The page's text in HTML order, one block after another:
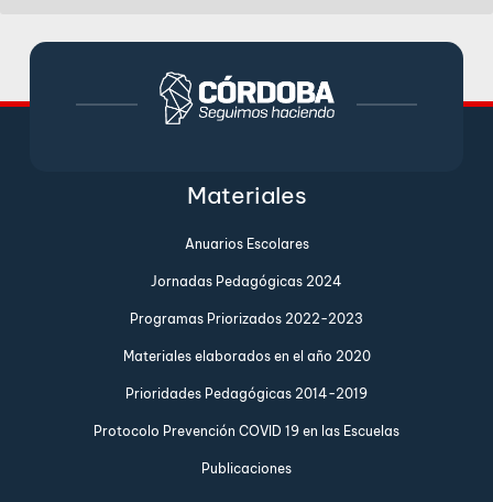
Materiales
Anuarios Escolares
Jornadas Pedagógicas 2024
Programas Priorizados 2022-2023
Materiales elaborados en el año 2020
Prioridades Pedagógicas 2014-2019
Protocolo Prevención COVID 19 en las Escuelas
Publicaciones